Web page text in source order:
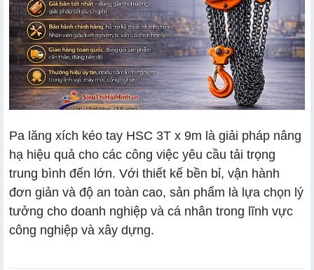
Pa lăng xích kéo tay HSC 3T x 9m là giải pháp nâng
hạ hiệu quả cho các công việc yêu cầu tải trọng
trung bình đến lớn. Với thiết kế bền bỉ, vận hành
đơn giản và độ an toàn cao, sản phẩm là lựa chọn lý
tưởng cho doanh nghiệp và cá nhân trong lĩnh vực
công nghiệp và xây dựng.